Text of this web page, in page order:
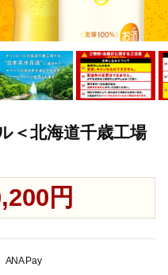
＜北海道千歳工場
円
ANA Pay